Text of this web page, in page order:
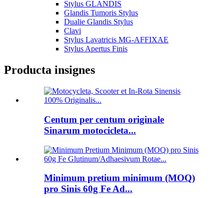
Stylus GLANDIS
Glandis Tumoris Stylus
Dualie Glandis Stylus
Clavi
Stylus Lavatricis MG-AFFIXAE
Stylus Apertus Finis
Producta insignes
Centum per centum originale
Sinarum motocicleta...
Minimum pretium minimum (MOQ)
pro Sinis 60g Fe Ad...